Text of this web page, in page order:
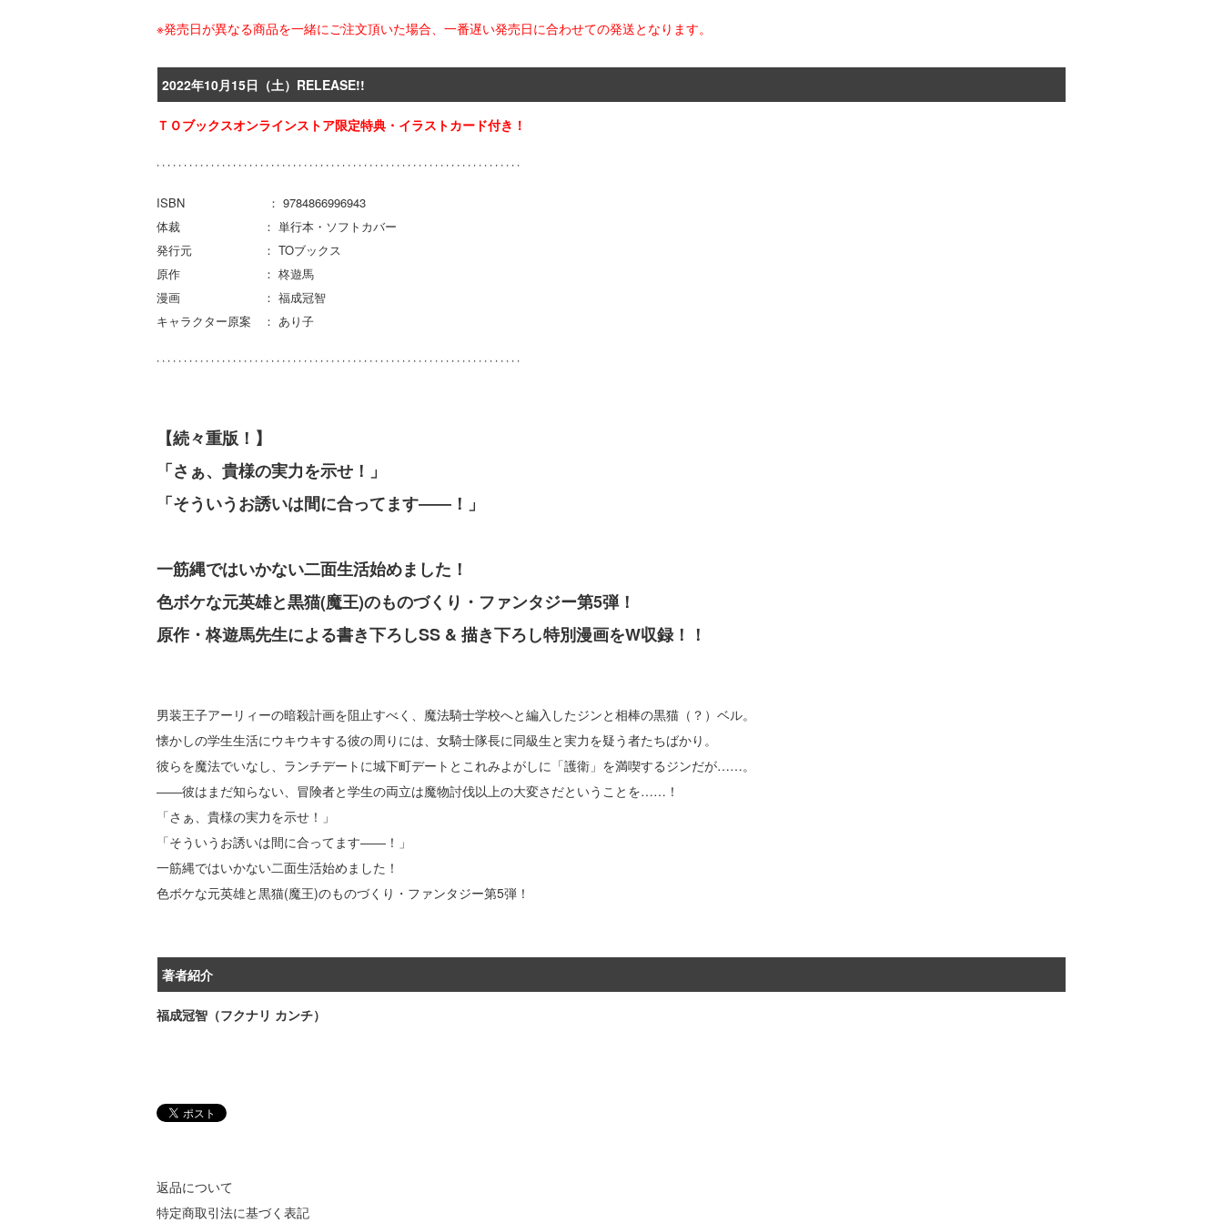
※発売日が異なる商品を一緒にご注文頂いた場合、一番遅い発売日に合わせての発送となります。
2022年10月15日（土）RELEASE!!
ＴＯブックスオンラインストア限定特典・イラストカード付き！
ISBN ： 9784866996943
体裁 ： 単行本・ソフトカバー
発行元 ： TOブックス
原作 ： 柊遊馬
漫画 ： 福成冠智
キャラクター原案 ： あり子
【続々重版！】
「さぁ、貴様の実力を示せ！」
「そういうお誘いは間に合ってます――！」
一筋縄ではいかない二面生活始めました！
色ボケな元英雄と黒猫(魔王)のものづくり・ファンタジー第5弾！
原作・柊遊馬先生による書き下ろしSS & 描き下ろし特別漫画をW収録！！
男装王子アーリィーの暗殺計画を阻止すべく、魔法騎士学校へと編入したジンと相棒の黒猫（？）ベル。
懐かしの学生生活にウキウキする彼の周りには、女騎士隊長に同級生と実力を疑う者たちばかり。
彼らを魔法でいなし、ランチデートに城下町デートとこれみよがしに「護衛」を満喫するジンだが……。
――彼はまだ知らない、冒険者と学生の両立は魔物討伐以上の大変さだということを……！
「さぁ、貴様の実力を示せ！」
「そういうお誘いは間に合ってます――！」
一筋縄ではいかない二面生活始めました！
色ボケな元英雄と黒猫(魔王)のものづくり・ファンタジー第5弾！
著者紹介
福成冠智（フクナリ カンチ）
返品について
特定商取引法に基づく表記